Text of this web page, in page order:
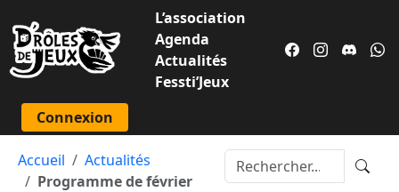
L’association
Agenda
Actualités
Fessti’Jeux
Connexion
Accueil
Actualités
Programme de février